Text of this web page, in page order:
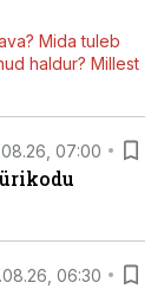
Mida tuleb
haldur? Millest
07:00
06:30